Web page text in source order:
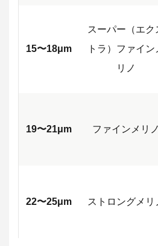
15〜18μm
スーパー（エク
トラ）ファイン
リノ
19〜21μm ファインメリノ
22〜25μm ストロングメリ